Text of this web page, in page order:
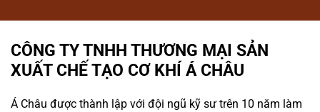
CÔNG TY TNHH THƯƠNG MẠI SẢN
XUẤT CHẾ TẠO CƠ KHÍ Á CHÂU
Á Châu được thành lập với đội ngũ kỹ sư trên 10 năm làm